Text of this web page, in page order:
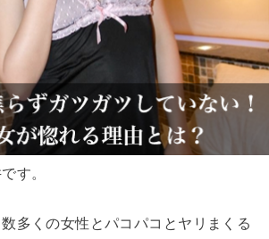
す。
多くの女性とパコパコとヤリまくる